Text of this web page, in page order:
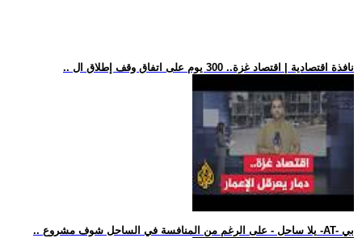
.. نافذة اقتصادية | اقتصاد غزة.. 300 يوم على اتفاق وقف إطلاق ال
.. يلا ساحل - على الرغم من المنافسة في الساحل شوف مشروع -AT- بي